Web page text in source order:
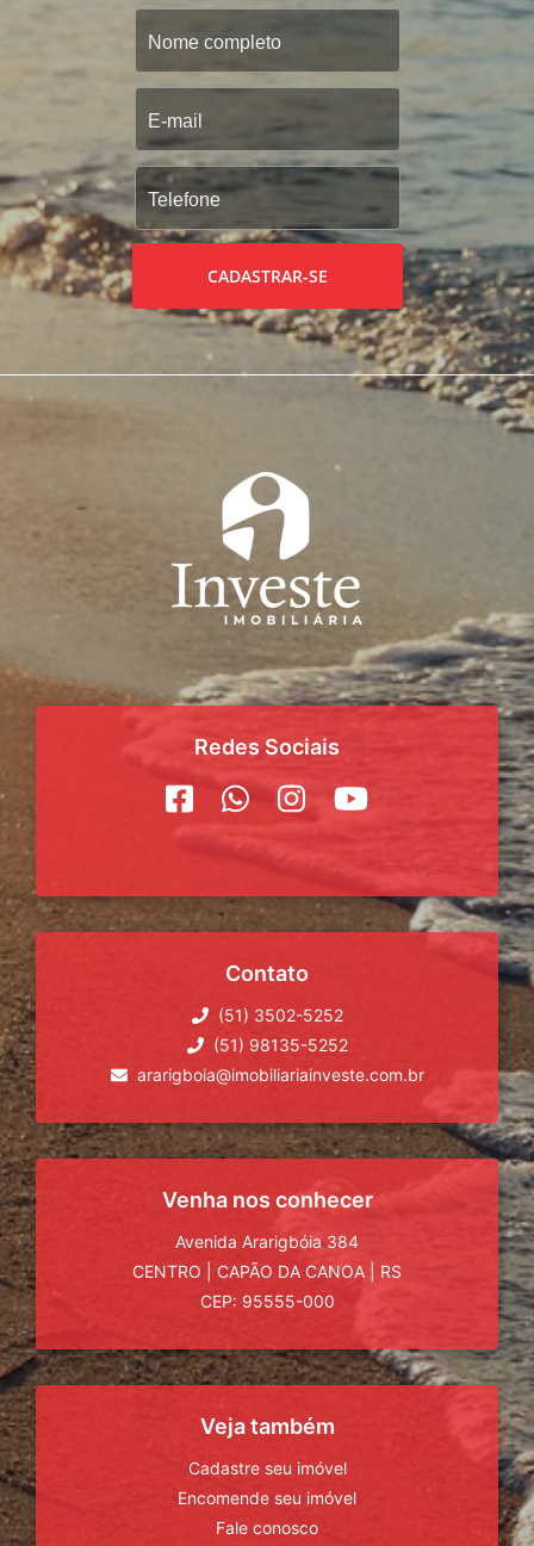
CADASTRAR-SE
Redes Sociais
Contato
(51) 3502-5252
(51) 98135-5252
ararigboia@imobiliariainveste.com.br
Venha nos conhecer
Avenida Ararigbóia 384
CENTRO
CAPÃO DA CANOA
RS
CEP: 95555-000
Veja também
Cadastre seu imóvel
Encomende seu imóvel
Fale conosco